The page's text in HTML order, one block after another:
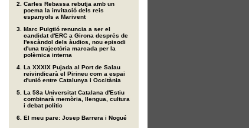
Carles Rebassa rebutja amb un
poema la invitació dels reis
espanyols a Marivent
Marc Puigtió renuncia a ser el
candidat d'ERC a Girona després de
l'escàndol dels àudios, nou episodi
d'una trajectòria marcada per la
polèmica interna
La XXXIX Pujada al Port de Salau
reivindicarà el Pirineu com a espai
d'unió entre Catalunya i Occitània
La 58a Universitat Catalana d'Estiu
combinarà memòria, llengua, cultura
i debat polític
El meu pare: Josep Barrera i Nogué